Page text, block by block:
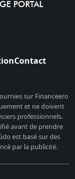
Contact
sur Financeero
et ne doivent
professionnels.
avant de prendre
est basé sur des
par la publicité.